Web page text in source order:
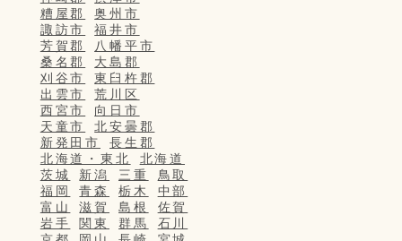
糟屋郡
奥州市
諏訪市
福井市
芳賀郡
八幡平市
桑名郡
大島郡
刈谷市
東臼杵郡
出雲市
荒川区
西宮市
向日市
天童市
北安曇郡
新発田市
長生郡
北海道・東北
北海道
茨城
新潟 三重
鳥取
福岡
青森 栃木
中部
富山
滋賀 島根
佐賀
岩手
関東 群馬
石川